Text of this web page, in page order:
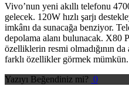
Vivo’nun yeni akıllı telefonu
gelecek. 120W hızlı şarjı
imkânı da sunacağa benziyor.
depolama alanı bulunacak. X80
özelliklerin resmi olmadığının
farklı özellikler görmek mümkün.
Yazıyı Beğendiniz mi? 0